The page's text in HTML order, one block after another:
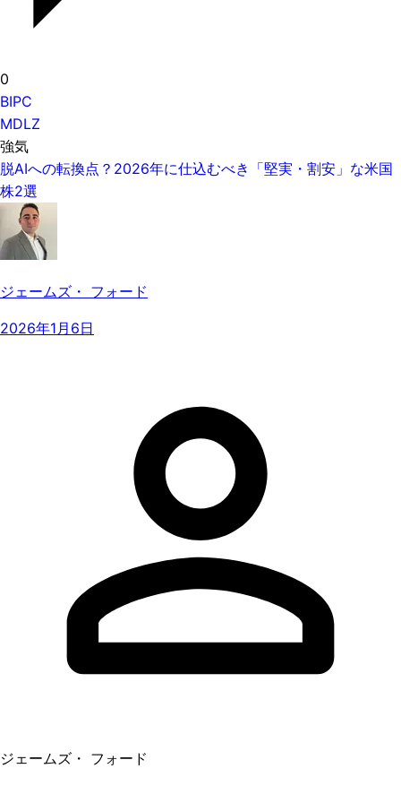
0
BIPC
MDLZ
強気
脱AIへの転換点？2026年に仕込むべき「堅実・割安」な米国
株2選
ジェームズ・ フォード
2026年1月6日
ジェームズ・ フォード